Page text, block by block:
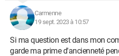
Carmenne
19 sept. 2023 à 10:57
Si ma question est dans mon
garde ma prime d'ancienneté